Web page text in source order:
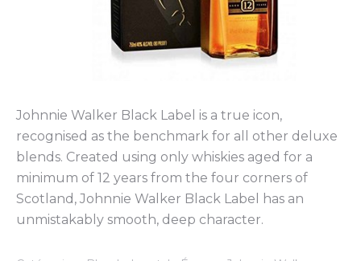
Johnnie Walker Black Label is a true icon,
recognised as the benchmark for all other deluxe
blends. Created using only whiskies aged for a
minimum of 12 years from the four corners of
Scotland, Johnnie Walker Black Label has an
unmistakably smooth, deep character.